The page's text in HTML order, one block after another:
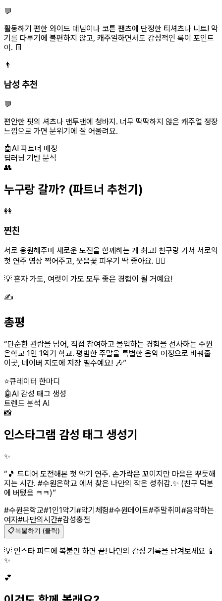
💬
활동하기 편한 와이드 데님이나 코튼 팬츠에 단정한 티셔츠나 니트! 악
기를 다루기에 불편하지 않고, 캐주얼하면서도 감성적인 룩이 포인트
야. 👖
👨
남성 추천
💬
편안한 핏의 셔츠나 맨투맨에 청바지. 너무 딱딱하지 않은 캐주얼 정장
느낌으로 가면 분위기에 잘 어울려요.
🤖AI 파트너 매칭
딥러닝 기반 분석
👥
누구랑 갈까? (파트너 추천기)
👭
찐친
서로 응원해주며 새로운 도전을 함께하는 게 최고! 친구랑 가서 서로의
첫 연주 영상 찍어주고, 웃음꽃 피우기 딱 좋아요. 👯‍♀️
💡 혼자 가도, 여럿이 가도 모두 좋은 경험이 될 거예요!
✍️
총평
“단순한 관람을 넘어, 직접 참여하고 몰입하는 경험을 선사하는 수원
은학교 1인 1악기 학교. 평범한 주말을 특별한 음악 여정으로 바꿔줄
이곳, 네이버 지도에 저장 필수예요! 🎶”
⭐큐레이터 한마디
🤖AI 감성 태그 생성
트렌드 분석 AI
📸
인스타그램 감성 태그 생성기
✨
“ 🎵 드디어 도전해본 첫 악기 연주. 손가락은 꼬이지만 마음은 뿌듯해
지는 시간. #수원은학교 에서 찾은 나만의 작은 성취감.✨ (친구 덕분
에 버텼음 ㅋㅋ)”
#수원은학교#1인1악기#악기체험#수원데이트#주말취미 #음악하는
여자#나만의시간#감성충전
📋복붙하기 (클릭)
💡 인스타 피드에 복붙만 하면 끝! 나만의 감성 기록을 남겨보세요 📱
✨
💕